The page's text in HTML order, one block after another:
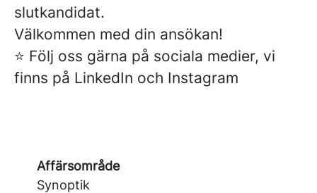
slutkandidat.
Välkommen med din ansökan!
⭐ Följ oss gärna på sociala medier, vi
finns på LinkedIn och Instagram
Affärsområde
Synoptik